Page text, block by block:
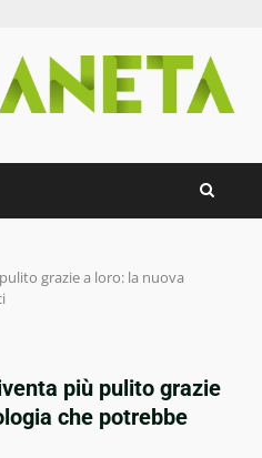
grazie a loro: la nuova
più pulito grazie
che potrebbe